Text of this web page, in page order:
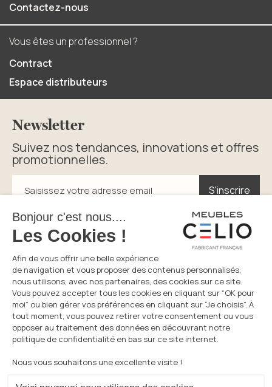
Contactez-nous
Vous êtes un professionnel ?
Contract
Espace distributeurs
Service consommateurs
05 49 72 38 94Du lundi au vendredi
8h30-12h et 14h-17h30
Newsletter
Suivez nos tendances, innovations et offres
promotionnelles.
Saisissez votre adresse email S'inscrire
S'inscrire
En cliquant sur s’inscrire vous acceptez la politique de
confidentialité.